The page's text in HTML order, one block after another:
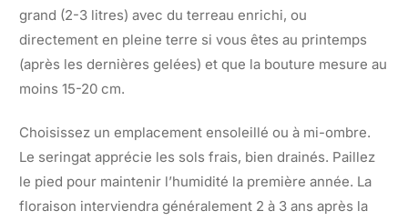
grand (2-3 litres) avec du terreau enrichi, ou
directement en pleine terre si vous êtes au printemps
(après les dernières gelées) et que la bouture mesure au
moins 15-20 cm.
Choisissez un emplacement ensoleillé ou à mi-ombre.
Le seringat apprécie les sols frais, bien drainés. Paillez
le pied pour maintenir l’humidité la première année. La
floraison interviendra généralement 2 à 3 ans après la